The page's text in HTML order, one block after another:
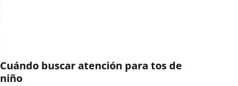
Cuándo buscar atención para tos de
niño